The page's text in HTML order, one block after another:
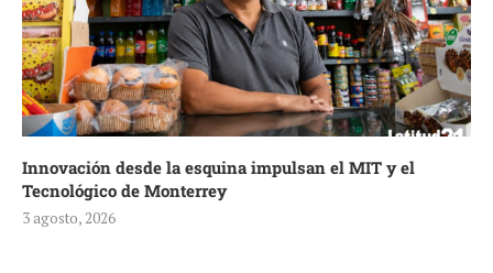
Innovación desde la esquina impulsan el MIT y el
Tecnológico de Monterrey
3 agosto, 2026